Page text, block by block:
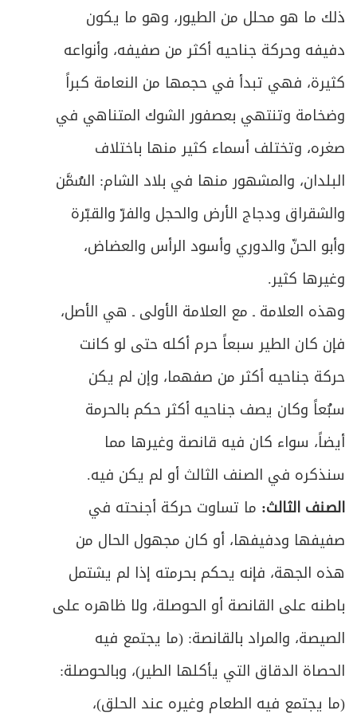
ذلك ما هو محلل من الطيور، وهو ما يكون
دفيفه وحركة جناحيه أكثر من صفيفه، وأنواعه
كثيرة، فهي تبدأ في حجمها من النعامة كبراً
وضخامة وتنتهي بعصفور الشوك المتناهي في
صغره، وتختلف أسماء كثير منها باختلاف
البلدان، والمشهور منها في بلاد الشام: السُمَّن
والشقراق ودجاج الأرض والحجل والفرّ والقبّرة
وأبو الحنّ والدوري وأسود الرأس والعضاض،
وغيرها كثير.
وهذه العلامة ـ مع العلامة الأولى ـ هي الأصل،
فإن كان الطير سبعاً حرم أكله حتى لو كانت
حركة جناحيه أكثر من صفهما، وإن لم يكن
سبُعاً وكان يصف جناحيه أكثر حكم بالحرمة
أيضاً، سواء كان فيه قانصة وغيرها مما
سنذكره في الصنف الثالث أو لم يكن فيه.
الصنف الثالث: ما تساوت حركة أجنحته في
صفيفها ودفيفها، أو كان مجهول الحال من
هذه الجهة، فإنه يحكم بحرمته إذا لم يشتمل
باطنه على القانصة أو الحوصلة، ولا ظاهره على
الصيصة، والمراد بالقانصة: (ما يجتمع فيه
الحصاة الدقاق التي يأكلها الطير)، وبالحوصلة:
(ما يجتمع فيه الطعام وغيره عند الحلق)،
ص
446 المبحث الثاني ـ في شروط المتعاقدين
452 المبحث الثالث ـ في شروط العوضين
461 المبحث الرابع ـ في التسليم والقبض
ص 465 المبحث الخامس ـ في اللزوم والفسخ
466 الأول ـ خيار المجلس
ص
468 الثاني ـ خيار الحيوان
ص469 الثالث ـ خيار التأخير
472 الرابع ـ خيار تخلف الوصف (الرؤية)
ص
474 الخامس ـ خيار تخلف الشرط
ص
480 السادس ـ خيار الشرط
485 السابع ـ خيار الغبن
ص
493 الثامن ـ خيار العيب
498 التاسع ـ خيار تبعض الصفقة
ص
503 المطلب الثاني ـ في الإقالة
ص
505 الفصل الثاني في المثمن
507 المبحث الأول ـ في بيع الثمار